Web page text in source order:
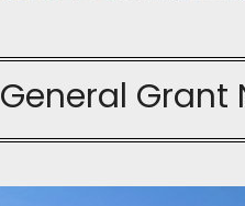
General